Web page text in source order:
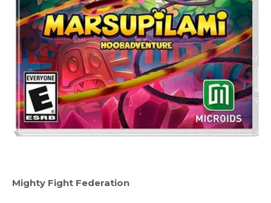
Mighty Fight Federation